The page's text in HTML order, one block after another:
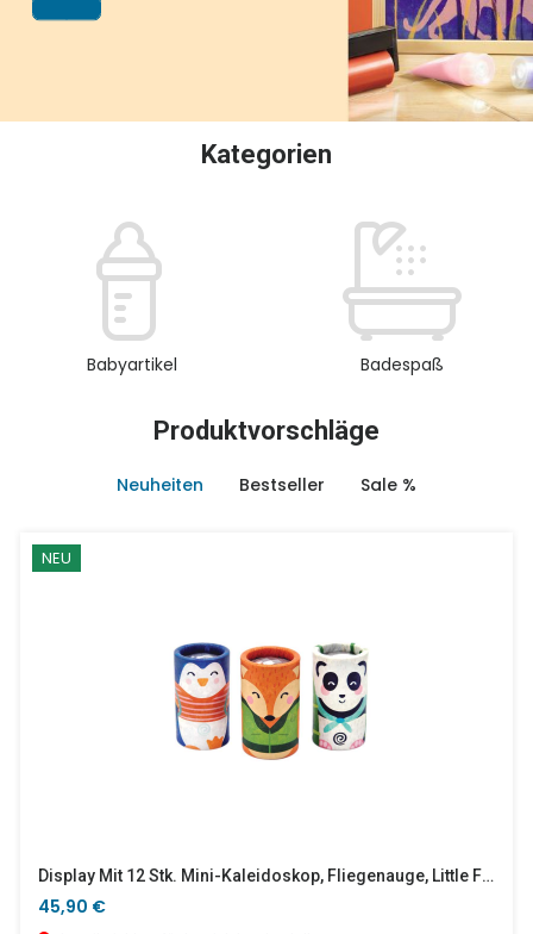
Kategorien
Babyartikel Badespaß
Produktvorschläge
Neuheiten Bestseller Sale %
NEU
Display Mit 12 Stk. Mini-Kaleidoskop, Fliegenauge, Little Friends (3 Designs)
45,90 €